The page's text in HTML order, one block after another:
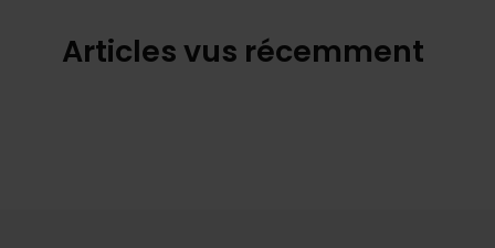
Articles vus récemment